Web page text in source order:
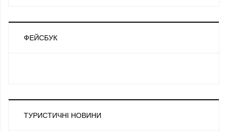
ФЕЙСБУК
ТУРИСТИЧНІ НОВИНИ